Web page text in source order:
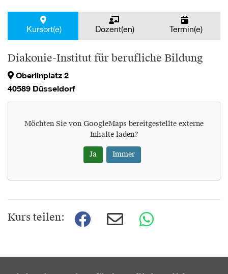
Kursort(e) Dozent(en) Termin(e)
Diakonie-Institut für berufliche Bildung
Oberlinplatz 2
40589 Düsseldorf
Möchten Sie von GoogleMaps bereitgestellte externe
Inhalte laden?
Ja Immer
Kurs teilen: